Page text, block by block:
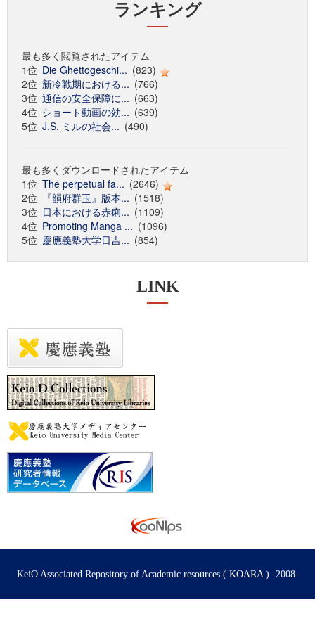
ランキング
最も多く閲覧されたアイテム
1位 Die Ghettogeschi... (823)
2位 新冷戦期における... (766)
3位 通信の安全保障に... (663)
4位 ショート動画の効... (639)
5位 J.S. ミルの社会... (490)
最も多くダウンロードされたアイテム
1位 The perpetual fa... (2646)
2位
『韻府群玉』版本... (1518)
3位 日本における赤痢... (1109)
4位 Promoting Manga ... (1096)
5位 慶應義塾大学日吉... (854)
LINK
KeiO Associated Repository of Academic resources ( KOARA ) -2008-